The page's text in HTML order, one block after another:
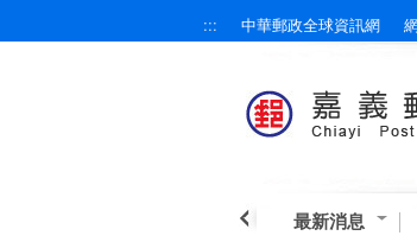
::: 中華郵政全球資訊網
最新消息